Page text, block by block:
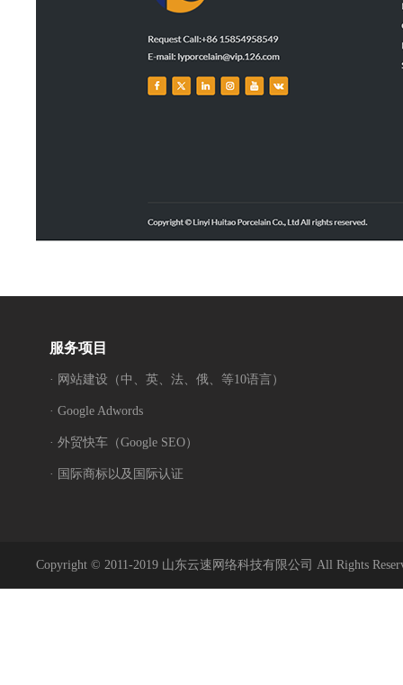
服务项目
· 网站建设（中、英、法、俄、等10语言）
· Google Adwords
· 外贸快车（Google SEO）
· 国际商标以及国际认证
Copyright © 2011-2019 山东云速网络科技有限公司 All Rights